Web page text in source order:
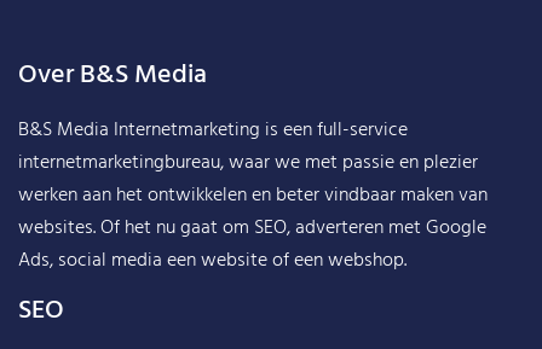
Over B&S Media
B&S Media Internetmarketing is een full-service
internetmarketingbureau, waar we met passie en plezier
werken aan het ontwikkelen en beter vindbaar maken van
websites. Of het nu gaat om SEO, adverteren met Google
Ads, social media een website of een webshop.
SEO